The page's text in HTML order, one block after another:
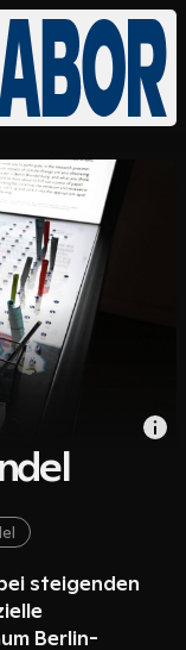
steigenden
Berlin-